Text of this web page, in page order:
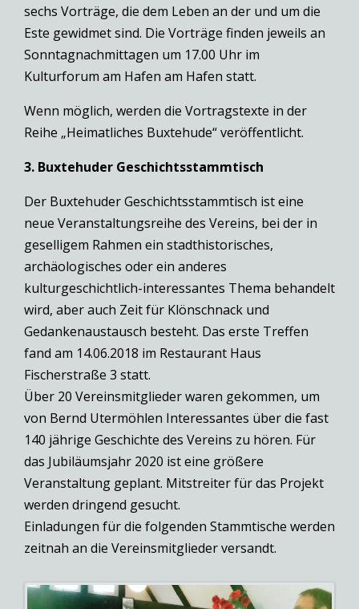
sechs Vorträge, die dem Leben an der und um die
Este gewidmet sind. Die Vorträge finden jeweils an
Sonntagnachmittagen um 17.00 Uhr im
Kulturforum am Hafen am Hafen statt.
Wenn möglich, werden die Vortragstexte in der
Reihe „Heimatliches Buxtehude“ veröffentlicht.
3. Buxtehuder Geschichtsstammtisch
Der Buxtehuder Geschichtsstammtisch ist eine
neue Veranstaltungsreihe des Vereins, bei der in
geselligem Rahmen ein stadthistorisches,
archäologisches oder ein anderes
kulturgeschichtlich-interessantes Thema behandelt
wird, aber auch Zeit für Klönschnack und
Gedankenaustausch besteht. Das erste Treffen
fand am 14.06.2018 im Restaurant Haus
Fischerstraße 3 statt.
Über 20 Vereinsmitglieder waren gekommen, um
von Bernd Utermöhlen Interessantes über die fast
140 jährige Geschichte des Vereins zu hören. Für
das Jubiläumsjahr 2020 ist eine größere
Veranstaltung geplant. Mitstreiter für das Projekt
werden dringend gesucht.
Einladungen für die folgenden Stammtische werden
zeitnah an die Vereinsmitglieder versandt.